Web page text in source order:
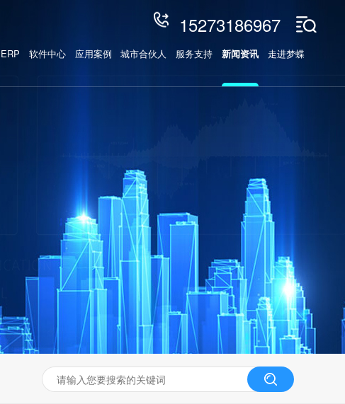
15273186967
软件中心 应用案例 城市合伙人 服务支持 新闻资讯 走进梦蝶